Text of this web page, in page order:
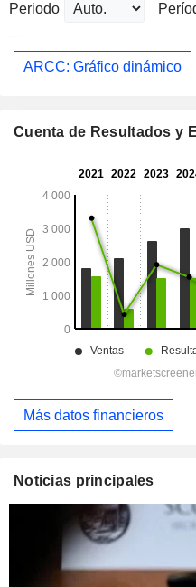
Periodo
ARCC: Gráfico dinámico
Cuenta de Resultados y
Más datos financieros
Noticias principales